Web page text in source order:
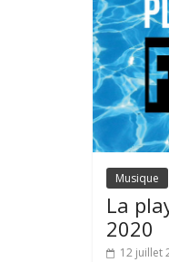
Musique
La
2020
12 juillet